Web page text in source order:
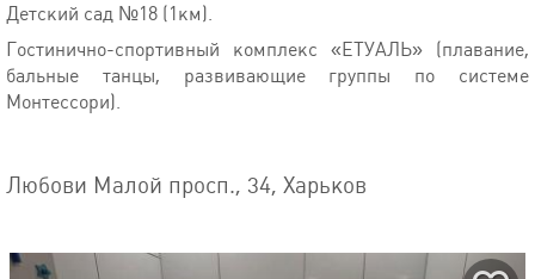
Детский сад №18 (1км).
Гостинично-спортивный комплекс «ЕТУАЛЬ» (плавание,
бальные танцы, развивающие группы по системе
Монтессори).
Любови Малой просп., 34, Харьков